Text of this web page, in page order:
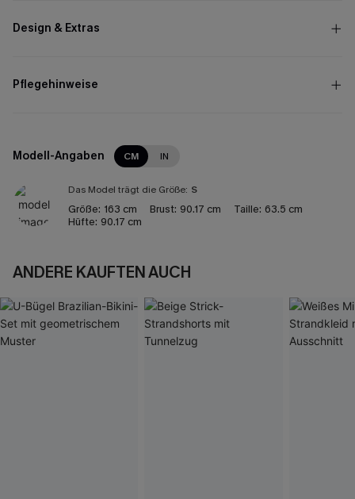
Design & Extras
Pflegehinweise
Modell-Angaben CM IN
Das Model trägt die Größe: S
Größe: 163 cm Brust: 90.17 cm Taille: 63.5 cm
Hüfte: 90.17 cm
ANDERE KAUFTEN AUCH